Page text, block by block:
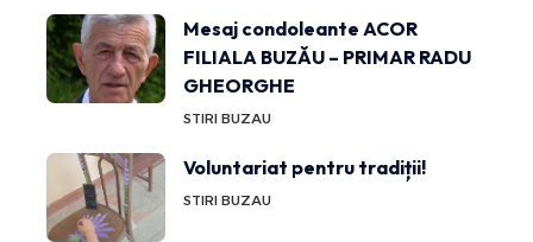
Mesaj condoleante ACOR
FILIALA BUZĂU – PRIMAR RADU
GHEORGHE
STIRI BUZAU
Voluntariat pentru tradiții!
STIRI BUZAU